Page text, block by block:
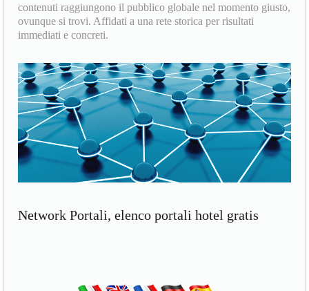
contenuti raggiungono il pubblico globale nel momento giusto,
ovunque si trovi. Affidati a una rete storica per risultati
immediati e concreti.